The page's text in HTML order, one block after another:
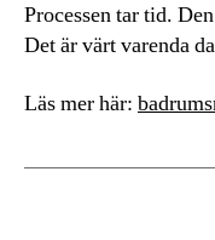
Processen tar tid.
Det är värt varenda
Läs mer här: